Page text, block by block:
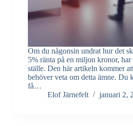
Om du någonsin undrat hur det
5% ränta på en miljon kronor,
ställe. Den här artikeln kommer
behöver veta om detta ämne. Du
få…
Elof Järnefelt
januari 2,